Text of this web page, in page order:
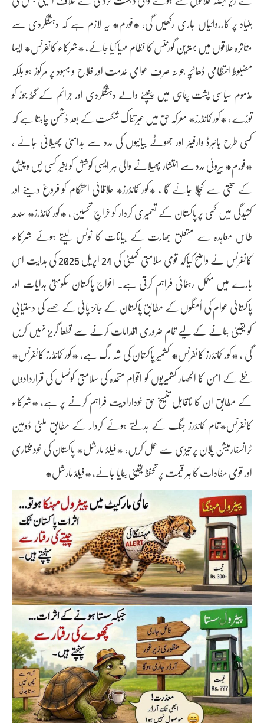
بنیاد پر کارروائیاں جاری رکھیں گی، *فورم* یہ لازم ہے کہ دہشتگردی سے
متاثرہ علاقوں میں بہترین گورننس کا نظام مہیا کیا جائے، *شرکاء کانفرنس* ایسا
مضبوط انتظامی ڈھانچہ جو نہ صرف عوامی خدمت اور فلاح و بہبود پر مرکوز ہو بلکہ
مذموم سیاسی پشت پناہی میں پنپنے والے دہشتگردی اور جرائم کے گٹھ جوڑ کو
توڑے ، *کور کمانڈرز* معرکہ حق میں عبرتناک شکست کے بعد دُشمن چاہتا ہے کہ
کسی طرح ہائبرڈ وارفیئر اور جھوٹے بیانیوں کی مدد سے بدامنی پھیلائی جائے ،
*فورم* بیرونی مدد سے انتشار پھیلانے والی ہر ایسی کوشش کو بغیر کسی پس و پیش
کے سختی سے کچلا جائے گا ، *کور کمانڈرز* علاقائی استحکام کو فروغ دینے اور
کشیدگی میں کمی پر پاکستان کے تعمیری کردار کو خراجِ تحسین ، *کور کمانڈرز* سندھ
طاس معاہدہ سے متعلق بھارت کے بیانات کا نوٹس لیتے ہوئے شرکاء
کانفرنس نے واضح کیاکہ قومی سلامتی کمیٹی کی 24 اپریل 2025 کی ہدایت اس
بارے میں مکمل رہنمائی فراہم کرتی ہے۔ افواج پاکستان حکومتی ہدایات اور
پاکستانی عوام کی اُمنگوں کے مطابق پاکستان کے جائز پانی کے حصے کی دستیابی
کو یقینی بنانے کے لیے تمام ضروری اقدامات کرنے سے قطعا گریز نہیں کریں
گی ، *کور کمانڈرز کانفرنس* کشمیر پاکستان کی شہ رگ ہے، *کور کمانڈرز کانفرنس*
خطے کے امن کا انحصار کشمیریوں کو اقوام متحدہ کی سلامتی کونسل کی قراردادوں
کے مطابق ان کا ناقابل تنسیخ حق خودارادیت فراہم کرنے پر ہے، *شرکاء
کانفرنس*تمام کمانڈرز جنگ کے بدلتے ہوئے کردار کے مطابق ملٹی ڈومین
ٹرانسفارمیشن پلان پر تیزی سے عمل کریں، *فیلڈ مارشل* پاکستان کی خودمختاری
اور قومی مفادات کا ہر قیمت پر تحفظ یقینی بنایا جائے، *فیلڈ مارشل*